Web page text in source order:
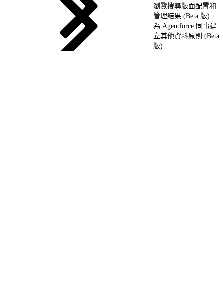
瀏覽搜尋版面配置和
管理結果 (Beta 版)
為 Agentforce 同事建
立其他資料原則 (Beta
版)